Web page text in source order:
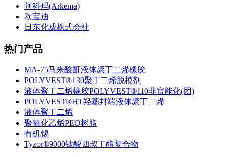
阿科玛(Arkema)
欧宝迪
日东化成株式会社
热门产品
MA-75马来酸酐液体聚丁二烯橡胶
POLYVEST®130聚丁二烯脱模剂
液体聚丁二烯橡胶POLYVEST®110非官能化(团)
POLYVEST®HT羟基封端液体聚丁二烯
液体聚丁二烯
聚氧化乙烯PEO树脂
有机锡
Tyzor®9000钛酸四叔丁酯复合物